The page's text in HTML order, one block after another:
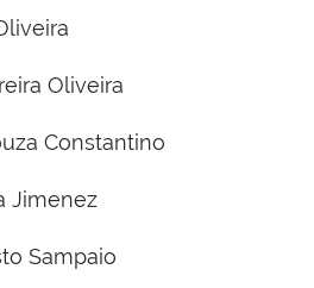
Oliveira
Constantino
Jimenez
Sampaio